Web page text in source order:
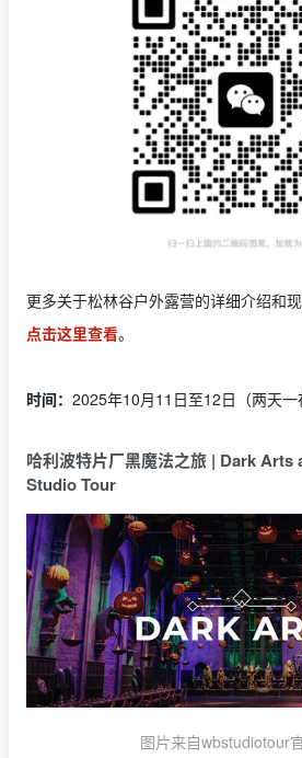
更多关于松林谷户外露营的详细介绍和
点击这里查看。
时间： 2025年10月11日至12日（两天一
哈利波特片厂黑魔法之旅 | Dark
Studio Tour
图片来自wbstudiotour